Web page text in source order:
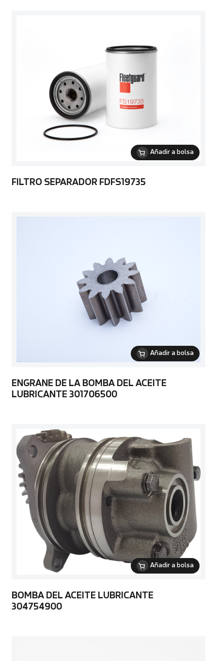
Añadir a bolsa
FILTRO SEPARADOR FDFS19735
Añadir a bolsa
ENGRANE DE LA BOMBA DEL ACEITE
LUBRICANTE 301706500
Añadir a bolsa
BOMBA DEL ACEITE LUBRICANTE
304754900